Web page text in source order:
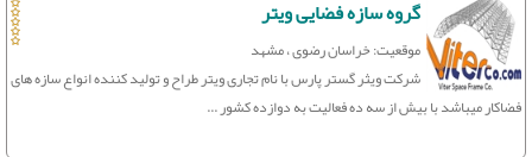
گروه سازه فضایی ویتر
موقعیت: خراسان رضوی ، مشهد
شرکت ویثر گستر پارس با نام تجاری ویتر طراح و تولید کننده انواع سازه های
فضاکار میباشد با بیش از سه ده فعالیت به دوازده کشور ...